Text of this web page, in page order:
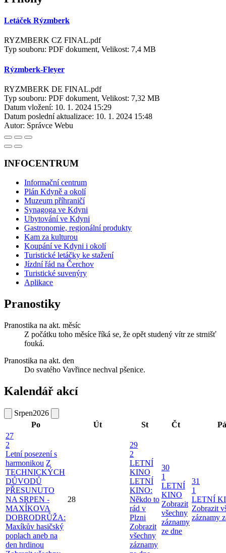
Letáček Rýzmberk
RYZMBERK CZ FINAL.pdf
Typ souboru: PDF dokument, Velikost: 7,4 MB
Rýzmberk-Fleyer
RYZMBERK DE FINAL.pdf
Typ souboru: PDF dokument, Velikost: 7,32 MB
Datum vložení: 10. 1. 2024 15:29
Datum poslední aktualizace: 10. 1. 2024 15:48
Autor: Správce Webu
INFOCENTRUM
Informační centrum
Plán Kdyně a okolí
Muzeum příhraničí
Synagoga ve Kdyni
Ubytování ve Kdyni
Gastronomie, regionální produkty
Kam za kulturou
Koupání ve Kdyni i okolí
Turistické letáčky ke stažení
Jízdní řád na Čerchov
Turistické suvenýry
Aplikace
Pranostiky
Pranostika na akt. měsíc
Z počátku toho měsíce říká se, že opět studený vítr ze strnišť
fouká.
Pranostika na akt. den
Do svatého Vavřince nechval pšenice.
Kalendář akcí
Srpen2026
Po
Út St Čt
Pá
27
2
Letní posezení s
harmonikou Z
TECHNICKÝCH
DŮVODŮ
PŘESUNUTO
NA SRPEN -
MAXÍKOVA
DOBRODRŮŽA:
Maxíkův hasičský
poplach aneb na
den hrdinou
28
29
2
LETNÍ
KINO
LETNÍ
KINO:
Někdo to
rád v
Plzni
Zobrazit
všechny
záznamy
30
1
LETNÍ
KINO
Zobrazit
všechny
záznamy
ze dne
31
1
LETNÍ
Zobrazit
záznamy